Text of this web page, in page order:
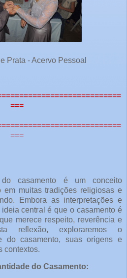
Prata - Acervo Pessoal
===
===
casamento é um conceito
em muitas tradições religiosas e
Embora as interpretações e
central é que o casamento é
merece respeito, reverência e
reflexão, exploraremos o
do casamento, suas origens e
contextos.
do Casamento: